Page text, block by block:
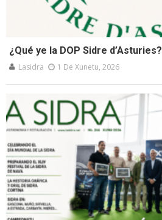
¿Qué ye la DOP Sidre d’Asturies?
Lasidra 1 De Xunetu, 2026